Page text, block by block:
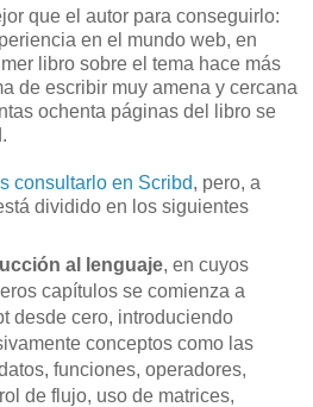
que el autor para conseguirlo:
en el mundo web, en
libro sobre el tema hace más
de escribir muy amena y cercana
ochenta páginas del libro se
consultarlo en Scribd, pero, a
dividido en los siguientes
al lenguaje, en cuyos
capítulos se comienza a
desde cero, introduciendo
conceptos como las
funciones, operadores,
de flujo, uso de matrices,